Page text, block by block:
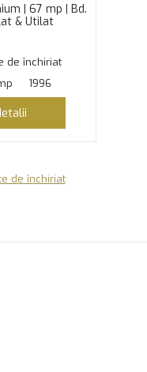
| 67 mp | Bd.
& Utilat
de închiriat
1996
de închiriat